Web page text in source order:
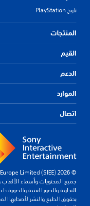
تاريخ PlayStation
المنتجات
القيم
الدعم
الموارد
اتصال
© 2026 Sony Interactive Entertainment Europe Limited (SIEE)
جميع المحتويات وأسماء الألعاب
التجارية والصور الفنية
بحقوق الطبع والنشر لأصحابها